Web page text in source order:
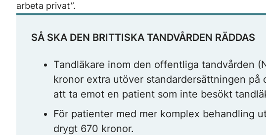
SÅ SKA DEN BRITTISKA TANDVÅRDEN RÄDDAS
Tandläkare inom den offentliga tandvården
kronor extra utöver standardersättningen på
att ta emot en patient som inte besökt
För patienter med mer komplex behandling
drygt 670 kronor.
arbeta privat”.